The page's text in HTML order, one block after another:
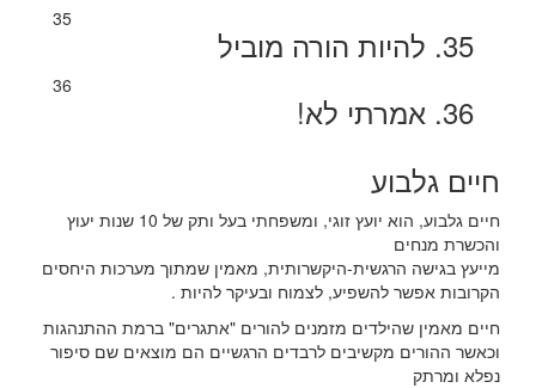
35
35. להיות הורה מוביל
36
36. אמרתי לא!
חיים גלבוע
חיים גלבוע, הוא יועץ זוגי, ומשפחתי בעל ותק של 10 שנות יעוץ
והכשרת מנחים
מייעץ בגישה הרגשית-היקשרותית, מאמין שמתוך מערכות היחסים
הקרובות אפשר להשפיע, לצמוח ובעיקר להיות .
חיים מאמין שהילדים מזמנים להורים "אתגרים" ברמת ההתנהגות
וכאשר ההורים מקשיבים לרבדים הרגשיים הם מוצאים שם סיפור
נפלא ומרתק